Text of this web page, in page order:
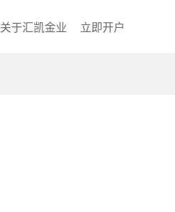
关于汇凯金业 立即开户